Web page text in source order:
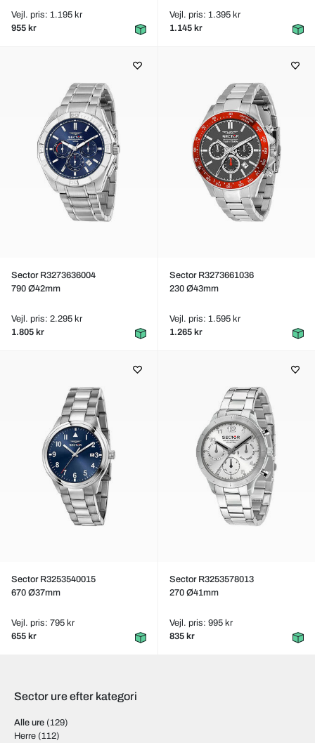
Vejl. pris: 1.195 kr
955 kr
Vejl. pris: 1.395 kr
1.145 kr
Sector R3273636004
790 Ø42mm
Vejl. pris: 2.295 kr
1.805 kr
Sector R3273661036
230 Ø43mm
Vejl. pris: 1.595 kr
1.265 kr
Sector R3253540015
670 Ø37mm
Vejl. pris: 795 kr
655 kr
Sector R3253578013
270 Ø41mm
Vejl. pris: 995 kr
835 kr
Sector ure efter kategori
Alle ure (129)
Herre (112)